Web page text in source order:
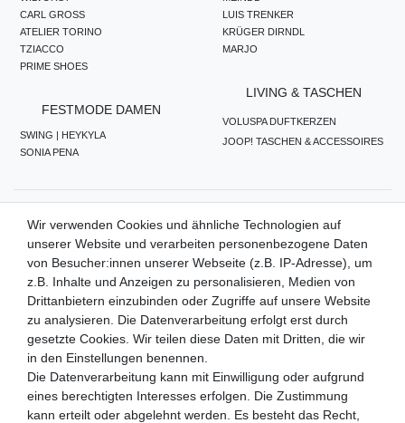
CARL GROSS
ATELIER TORINO
TZIACCO
PRIME SHOES
FESTMODE DAMEN
SWING | HEYKYLA
SONIA PENA
LUIS TRENKER
KRÜGER DIRNDL
MARJO
LIVING & TASCHEN
VOLUSPA DUFTKERZEN
JOOP! TASCHEN & ACCESSOIRES
ZAHLUNGSMETHODEN
WIR VERSENDEN MIT
QUALITÄTSVERSPRECHEN
Wir verwenden Cookies und ähnliche Technologien auf
unserer Website und verarbeiten personenbezogene Daten
von Besucher:innen unserer Webseite (z.B. IP-Adresse), um
z.B. Inhalte und Anzeigen zu personalisieren, Medien von
Drittanbietern einzubinden oder Zugriffe auf unsere Website
zu analysieren. Die Datenverarbeitung erfolgt erst durch
gesetzte Cookies. Wir teilen diese Daten mit Dritten, die wir
in den Einstellungen benennen.
Die Datenverarbeitung kann mit Einwilligung oder aufgrund
eines berechtigten Interesses erfolgen. Die Zustimmung
kann erteilt oder abgelehnt werden. Es besteht das Recht,